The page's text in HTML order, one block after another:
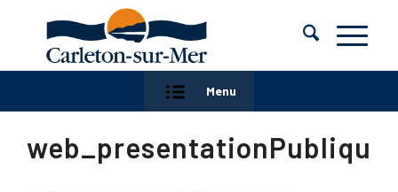
Menu